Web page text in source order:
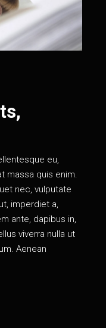
eu,
massa quis enim.
nec, vulputate
imperdiet a,
ante, dapibus in,
viverra nulla ut
Aenean